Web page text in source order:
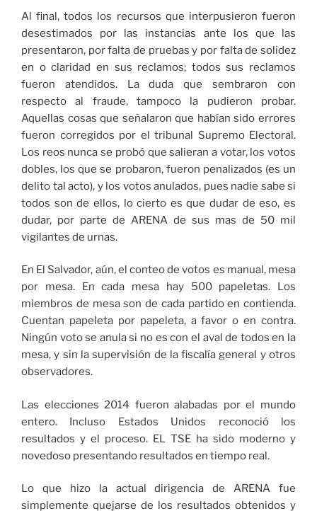
Al final, todos los recursos que interpusieron fueron
desestimados por las instancias ante los que las
presentaron, por falta de pruebas y por falta de solidez
en o claridad en sus reclamos; todos sus reclamos
fueron atendidos. La duda que sembraron con
respecto al fraude, tampoco la pudieron probar.
Aquellas cosas que señalaron que habían sido errores
fueron corregidos por el tribunal Supremo Electoral.
Los reos nunca se probó que salieran a votar, los votos
dobles, los que se probaron, fueron penalizados (es un
delito tal acto), y los votos anulados, pues nadie sabe si
todos son de ellos, lo cierto es que dudar de eso, es
dudar, por parte de ARENA de sus mas de 50 mil
vigilantes de urnas.
En El Salvador, aún, el conteo de votos es manual, mesa
por mesa. En cada mesa hay 500 papeletas. Los
miembros de mesa son de cada partido en contienda.
Cuentan papeleta por papeleta, a favor o en contra.
Ningún voto se anula si no es con el aval de todos en la
mesa, y sin la supervisión de la fiscalía general y otros
observadores.
Las elecciones 2014 fueron alabadas por el mundo
entero. Incluso Estados Unidos reconoció los
resultados y el proceso. EL TSE ha sido moderno y
novedoso presentando resultados en tiempo real.
Lo que hizo la actual dirigencia de ARENA fue
simplemente quejarse de los resultados obtenidos y